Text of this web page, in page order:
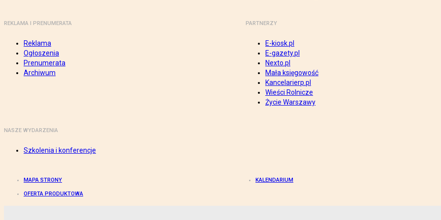
REKLAMA I PRENUMERATA
Reklama
Ogłoszenia
Prenumerata
Archiwum
PARTNERZY
E-kiosk.pl
E-gazety.pl
Nexto.pl
Mała księgowość
Kancelarierp.pl
Wieści Rolnicze
Życie Warszawy
NASZE WYDARZENIA
Szkolenia i konferencje
MAPA STRONY KALENDARIUM
OFERTA PRODUKTOWA